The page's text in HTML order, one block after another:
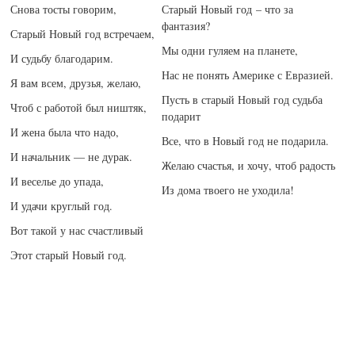
Снова тосты говорим,
Старый Новый год встречаем,
И судьбу благодарим.
Я вам всем, друзья, желаю,
Чтоб с работой был ништяк,
И жена была что надо,
И начальник — не дурак.
И веселье до упада,
И удачи круглый год.
Вот такой у нас счастливый
Этот старый Новый год.
Старый Новый год – что за
фантазия?
Мы одни гуляем на планете,
Нас не понять Америке с Евразией.
Пусть в старый Новый год судьба
подарит
Все, что в Новый год не подарила.
Желаю счастья, и хочу, чтоб радость
Из дома твоего не уходила!